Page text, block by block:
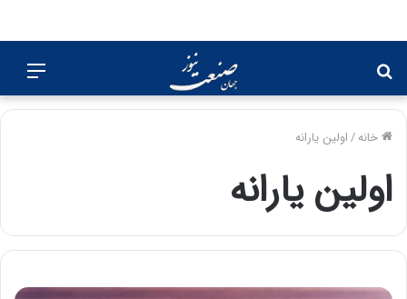
برای
خانه/اولین یارانه
اولین یارانه